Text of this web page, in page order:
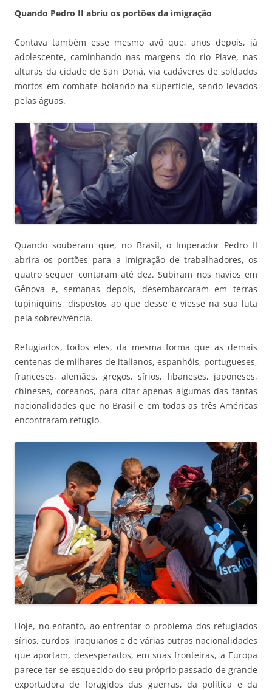
Quando Pedro II abriu os portões da imigração
Contava também esse mesmo avô que, anos depois, já
adolescente, caminhando nas margens do rio Piave, nas
alturas da cidade de San Doná, via cadáveres de soldados
mortos em combate boiando na superfície, sendo levados
pelas águas.
Quando souberam que, no Brasil, o Imperador Pedro II
abrira os portões para a imigração de trabalhadores, os
quatro sequer contaram até dez. Subiram nos navios em
Gênova e, semanas depois, desembarcaram em terras
tupiniquins, dispostos ao que desse e viesse na sua luta
pela sobrevivência.
Refugiados, todos eles, da mesma forma que as demais
centenas de milhares de italianos, espanhóis, portugueses,
franceses, alemães, gregos, sírios, libaneses, japoneses,
chineses, coreanos, para citar apenas algumas das tantas
nacionalidades que no Brasil e em todas as três Américas
encontraram refúgio.
Hoje, no entanto, ao enfrentar o problema dos refugiados
sírios, curdos, iraquianos e de várias outras nacionalidades
que aportam, desesperados, em suas fronteiras, a Europa
parece ter se esquecido do seu próprio passado de grande
exportadora de foragidos das guerras, da política e da